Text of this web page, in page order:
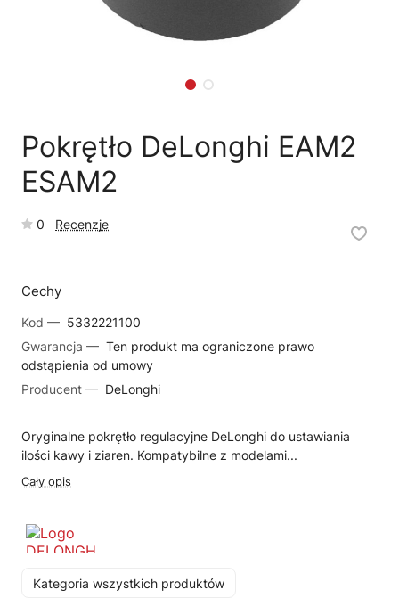
Pokrętło DeLonghi EAM2
ESAM2
0 Recenzje
Cechy
Kod — 5332221100
Gwarancja — Ten produkt ma ograniczone prawo
odstąpienia od umowy
Producent — DeLonghi
Oryginalne pokrętło regulacyjne DeLonghi do ustawiania
ilości kawy i ziaren. Kompatybilne z modelami...
Cały opis
Kategoria wszystkich produktów
Reklamacja naprawy Reklamacja towaru